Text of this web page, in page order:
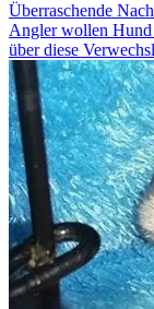
Überraschende
Angler wollen
über diese